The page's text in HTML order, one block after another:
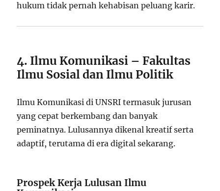
hukum tidak pernah kehabisan peluang karir.
4. Ilmu Komunikasi – Fakultas
Ilmu Sosial dan Ilmu Politik
Ilmu Komunikasi di UNSRI termasuk jurusan
yang cepat berkembang dan banyak
peminatnya. Lulusannya dikenal kreatif serta
adaptif, terutama di era digital sekarang.
Prospek Kerja Lulusan Ilmu